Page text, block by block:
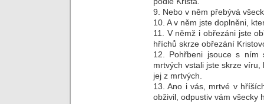
9. Nebo v něm přebývá
10. A v něm jste doplněni,
11. V němž i obřezáni jste
hříchů skrze obřezání
12. Pohřbeni jsouce s
mrtvých vstali jste skrze
jej z mrtvých.
13. Ano i vás, mrtvé v
obživil, odpustiv vám všecky